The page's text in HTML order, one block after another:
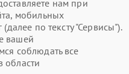
нам при
мобильных
по тексту "Сервисы").
вашей
соблюдать все